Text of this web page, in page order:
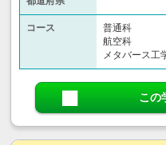
コース
普通科
航空科
メタバース工
この